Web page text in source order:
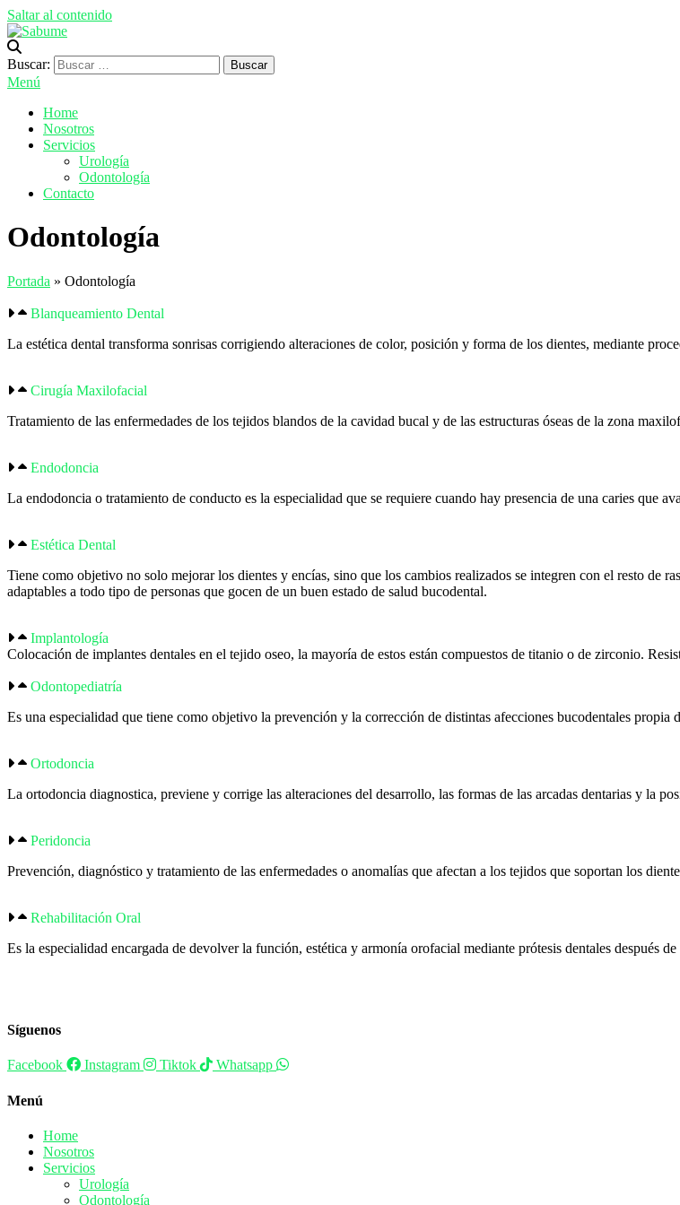
Saltar al contenido
Sabume
Salud Bucal y Medicina Especializada
Buscar:
Menú
Home
Nosotros
Servicios
Urología
Odontología
Contacto
Odontología
Portada » Odontología
Blanqueamiento Dental
La estética dental transforma sonrisas corrigiendo alteraciones de color, posición y forma de los dientes, mediante
Cirugía Maxilofacial
Tratamiento de las enfermedades de los tejidos blandos de la cavidad bucal y de las estructuras óseas de la zona
Endodoncia
La endodoncia o tratamiento de conducto es la especialidad que se requiere cuando hay presencia de una caries que
Estética Dental
Tiene como objetivo no solo mejorar los dientes y encías, sino que los cambios realizados se integren con el resto de
adaptables a todo tipo de personas que gocen de un buen estado de salud bucodental.
Implantología
Colocación de implantes dentales en el tejido oseo, la mayoría de estos están compuestos de titanio o de zirconio.
Odontopediatría
Es una especialidad que tiene como objetivo la prevención y la corrección de distintas afecciones bucodentales propia
Ortodoncia
La ortodoncia diagnostica, previene y corrige las alteraciones del desarrollo, las formas de las arcadas dentarias y la
Peridoncia
Prevención, diagnóstico y tratamiento de las enfermedades o anomalías que afectan a los tejidos que soportan los
Rehabilitación Oral
Es la especialidad encargada de devolver la función, estética y armonía orofacial mediante prótesis dentales después
Síguenos
Facebook Instagram Tiktok Whatsapp
Menú
Home
Nosotros
Servicios
Urología
Odontología